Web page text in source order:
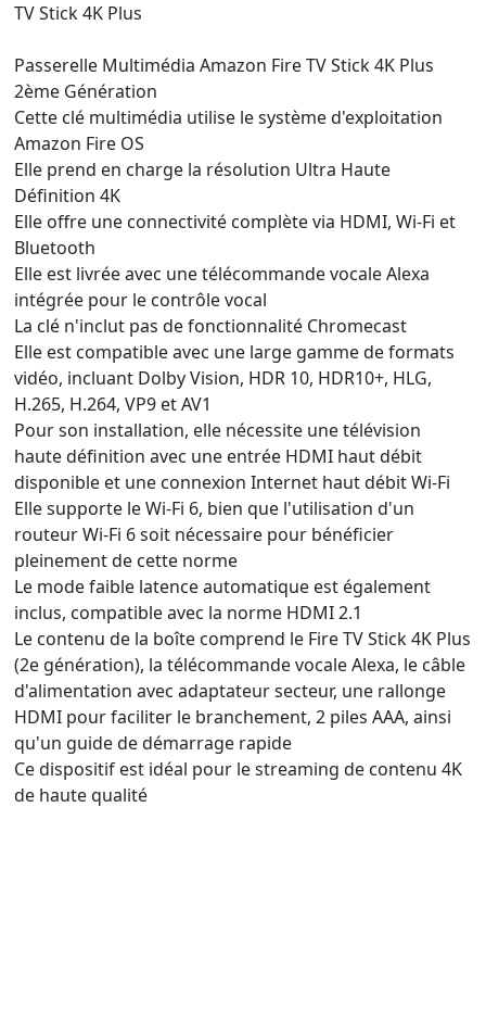
TV Stick 4K Plus
Passerelle Multimédia Amazon Fire TV Stick 4K Plus
2ème Génération
Cette clé multimédia utilise le système d'exploitation
Amazon Fire OS
Elle prend en charge la résolution Ultra Haute
Définition 4K
Elle offre une connectivité complète via HDMI, Wi-Fi et
Bluetooth
Elle est livrée avec une télécommande vocale Alexa
intégrée pour le contrôle vocal
La clé n'inclut pas de fonctionnalité Chromecast
Elle est compatible avec une large gamme de formats
vidéo, incluant Dolby Vision, HDR 10, HDR10+, HLG,
H.265, H.264, VP9 et AV1
Pour son installation, elle nécessite une télévision
haute définition avec une entrée HDMI haut débit
disponible et une connexion Internet haut débit Wi-Fi
Elle supporte le Wi-Fi 6, bien que l'utilisation d'un
routeur Wi-Fi 6 soit nécessaire pour bénéficier
pleinement de cette norme
Le mode faible latence automatique est également
inclus, compatible avec la norme HDMI 2.1
Le contenu de la boîte comprend le Fire TV Stick 4K Plus
(2e génération), la télécommande vocale Alexa, le câble
d'alimentation avec adaptateur secteur, une rallonge
HDMI pour faciliter le branchement, 2 piles AAA, ainsi
qu'un guide de démarrage rapide
Ce dispositif est idéal pour le streaming de contenu 4K
de haute qualité